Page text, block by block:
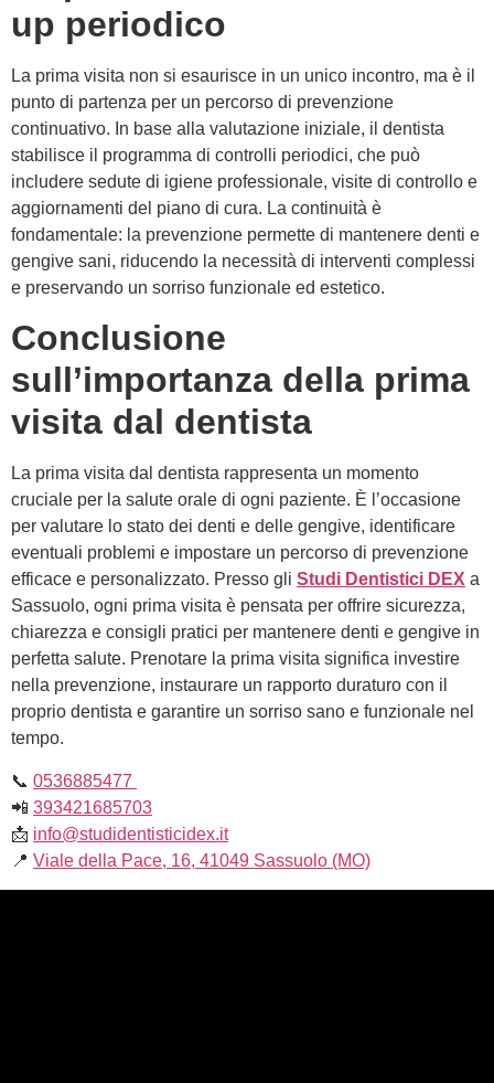
up periodico
La prima visita non si esaurisce in un unico incontro, ma è il
punto di partenza per un percorso di prevenzione
continuativo. In base alla valutazione iniziale, il dentista
stabilisce il programma di controlli periodici, che può
includere sedute di igiene professionale, visite di controllo e
aggiornamenti del piano di cura. La continuità è
fondamentale: la prevenzione permette di mantenere denti e
gengive sani, riducendo la necessità di interventi complessi
e preservando un sorriso funzionale ed estetico.
Conclusione
sull’importanza della prima
visita dal dentista
La prima visita dal dentista rappresenta un momento
cruciale per la salute orale di ogni paziente. È l’occasione
per valutare lo stato dei denti e delle gengive, identificare
eventuali problemi e impostare un percorso di prevenzione
efficace e personalizzato. Presso gli Studi Dentistici DEX a
Sassuolo, ogni prima visita è pensata per offrire sicurezza,
chiarezza e consigli pratici per mantenere denti e gengive in
perfetta salute. Prenotare la prima visita significa investire
nella prevenzione, instaurare un rapporto duraturo con il
proprio dentista e garantire un sorriso sano e funzionale nel
tempo.
📞 0536885477
📲 393421685703
📩 info@studidentisticidex.it
📍 Viale della Pace, 16, 41049 Sassuolo (MO)